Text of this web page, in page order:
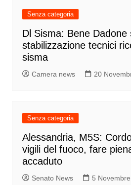
Senza categoria
Dl Sisma: Bene Dadone
stabilizzazione tecnici
sisma
Camera news 20
Senza categoria
Alessandria, M5S:
vigili del fuoco, fare
accaduto
Senato News 5